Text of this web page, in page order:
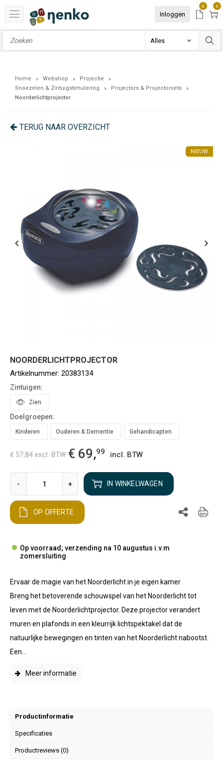
Inloggen
0 0
Home Webshop
Projectie
Snoezelen & Zintuigstimulering
Projectors & Projectorsets
Noorderlichtprojector
TERUG NAAR OVERZICHT
NIEUW
NOORDERLICHTPROJECTOR
Artikelnummer: 20383134
Zintuigen:
Zien
Doelgroepen:
Kinderen Ouderen & Dementie Gehandicapten
€ 57,84 excl. BTW € 69,99 incl. BTW
- + IN WINKELWAGEN
OP OFFERTE
Op voorraad; verzending na 10 augustus i.v.m
zomersluiting
Ervaar de magie van het Noorderlicht in je eigen kamer
Breng het betoverende schouwspel van het Noorderlicht tot
leven met de Noorderlichtprojector. Deze projector verandert
muren en plafonds in een kleurrijk lichtspektakel dat de
natuurlijke bewegingen en tinten van het Noorderlicht nabootst.
Een...
Meer informatie
Productinformatie
Specificaties
Productreviews (0)